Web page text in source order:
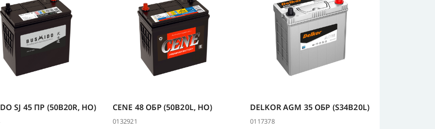
SJ 45 ПР (50B20R, HO) CENE 48 ОБР (50B20L, HO)
0132921
DELKOR AGM 35 ОБР (S34B20L)
0117378